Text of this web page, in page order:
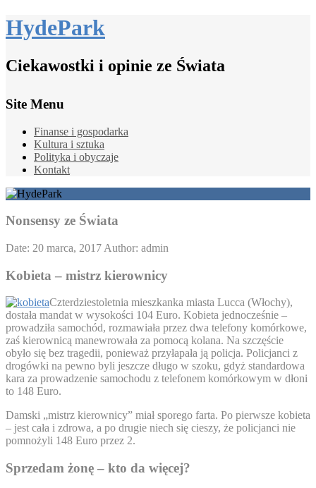
HydePark
Ciekawostki i opinie ze Świata
Site Menu
Finanse i gospodarka
Kultura i sztuka
Polityka i obyczaje
Kontakt
Nonsensy ze Świata
Date: 20 marca, 2017 Author: admin
Kobieta – mistrz kierownicy
Czterdziestoletnia mieszkanka miasta Lucca (Włochy),
dostała mandat w wysokości 104 Euro. Kobieta jednocześnie –
prowadziła samochód, rozmawiała przez dwa telefony komórkowe,
zaś kierownicą manewrowała za pomocą kolana. Na szczęście
obyło się bez tragedii, ponieważ przyłapała ją policja. Policjanci z
drogówki na pewno byli jeszcze długo w szoku, gdyż standardowa
kara za prowadzenie samochodu z telefonem komórkowym w dłoni
to 148 Euro.
Damski „mistrz kierownicy” miał sporego farta. Po pierwsze kobieta
– jest cała i zdrowa, a po drugie niech się cieszy, że policjanci nie
pomnożyli 148 Euro przez 2.
Sprzedam żonę – kto da więcej?